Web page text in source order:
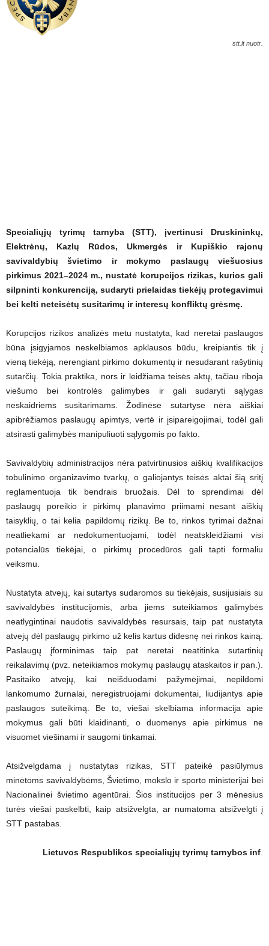
stt.lt nuotr.
Specialiųjų tyrimų tarnyba (STT), įvertinusi Druskininkų,
Elektrėnų, Kazlų Rūdos, Ukmergės ir Kupiškio rajonų
savivaldybių švietimo ir mokymo paslaugų viešuosius
pirkimus 2021–2024 m., nustatė korupcijos rizikas, kurios gali
silpninti konkurenciją, sudaryti prielaidas tiekėjų protegavimui
bei kelti neteisėtų susitarimų ir interesų konfliktų grėsmę.
Korupcijos rizikos analizės metu nustatyta, kad neretai paslaugos
būna įsigyjamos neskelbiamos apklausos būdu, kreipiantis tik į
vieną tiekėją, nerengiant pirkimo dokumentų ir nesudarant rašytinių
sutarčių. Tokia praktika, nors ir leidžiama teisės aktų, tačiau riboja
viešumo bei kontrolės galimybes ir gali sudaryti sąlygas
neskaidriems susitarimams. Žodinėse sutartyse nėra aiškiai
apibrėžiamos paslaugų apimtys, vertė ir įsipareigojimai, todėl gali
atsirasti galimybės manipuliuoti sąlygomis po fakto.
Savivaldybių administracijos nėra patvirtinusios aiškių kvalifikacijos
tobulinimo organizavimo tvarkų, o galiojantys teisės aktai šią sritį
reglamentuoja tik bendrais bruožais. Dėl to sprendimai dėl
paslaugų poreikio ir pirkimų planavimo priimami nesant aiškių
taisyklių, o tai kelia papildomų rizikų. Be to, rinkos tyrimai dažnai
neatliekami ar nedokumentuojami, todėl neatskleidžiami visi
potencialūs tiekėjai, o pirkimų procedūros gali tapti formaliu
veiksmu.
Nustatyta atvejų, kai sutartys sudaromos su tiekėjais, susijusiais su
savivaldybės institucijomis, arba jiems suteikiamos galimybės
neatlygintinai naudotis savivaldybės resursais, taip pat nustatyta
atvejų dėl paslaugų pirkimo už kelis kartus didesnę nei rinkos kainą.
Paslaugų įforminimas taip pat neretai neatitinka sutartinių
reikalavimų (pvz. neteikiamos mokymų paslaugų ataskaitos ir pan.).
Pasitaiko atvejų, kai neišduodami pažymėjimai, nepildomi
lankomumo žurnalai, neregistruojami dokumentai, liudijantys apie
paslaugos suteikimą. Be to, viešai skelbiama informacija apie
mokymus gali būti klaidinanti, o duomenys apie pirkimus ne
visuomet viešinami ir saugomi tinkamai.
Atsižvelgdama į nustatytas rizikas, STT pateikė pasiūlymus
minėtoms savivaldybėms, Švietimo, mokslo ir sporto ministerijai bei
Nacionalinei švietimo agentūrai. Šios institucijos per 3 mėnesius
turės viešai paskelbti, kaip atsižvelgta, ar numatoma atsižvelgti į
STT pastabas.
Lietuvos Respublikos specialiųjų tyrimų tarnybos inf